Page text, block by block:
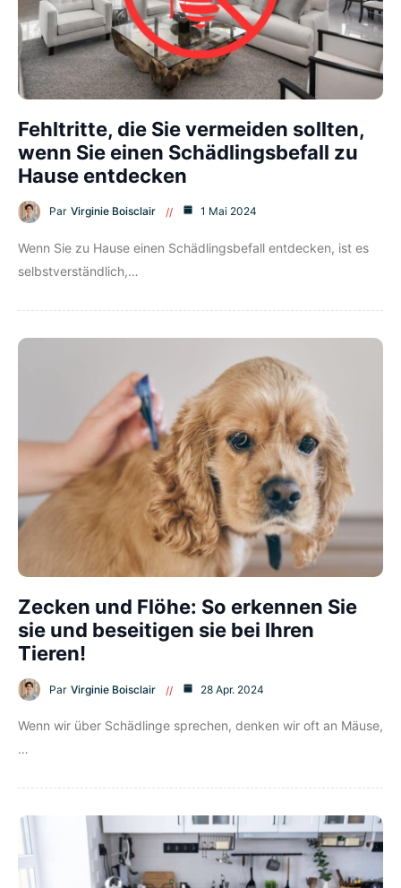
Fehltritte, die Sie vermeiden sollten,
wenn Sie einen Schädlingsbefall zu
Hause entdecken
Par Virginie Boisclair 1 Mai 2024
Wenn Sie zu Hause einen Schädlingsbefall entdecken, ist es
selbstverständlich,…
Zecken und Flöhe: So erkennen Sie
sie und beseitigen sie bei Ihren
Tieren!
Par Virginie Boisclair 28 Apr. 2024
Wenn wir über Schädlinge sprechen, denken wir oft an Mäuse,
…